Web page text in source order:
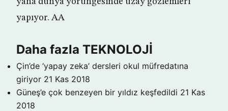
yapıyor. AA
Daha fazla TEKNOLOJİ
Çin’de ‘yapay zeka’ dersleri okul müfredatına
giriyor 21 Kas 2018
Güneş’e çok benzeyen bir yıldız keşfedildi 21 Kas
2018